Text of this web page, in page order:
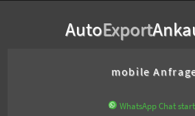
AutoExport
mobile
WhatsApp Chat